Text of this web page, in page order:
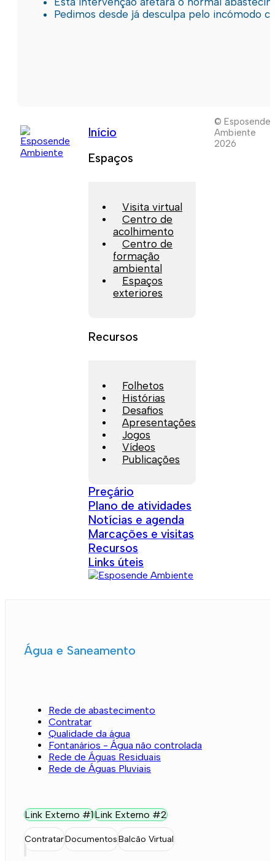
Pedimos desde já desculpa pelo incómodo
Início
Espaços
Visita virtual
Centro de
acolhimento
Centro de
formação
ambiental
Espaços
exteriores
Recursos
Folhetos
Histórias
Desafios
Apresentações
Jogos
Vídeos
Publicações
Preçário
Plano de atividades
Notícias e agenda
Marcações e visitas
Recursos
Links úteis
© Esposende
Ambiente
2026
Água e Saneamento
Rede de abastecimento
Contratar
Qualidade da água
Fontanários - Água não controlada
Rede de Águas Residuais
Rede de Águas Pluviais
Link Externo #1Link Externo #2
ContratarDocumentosBalcão Virtual